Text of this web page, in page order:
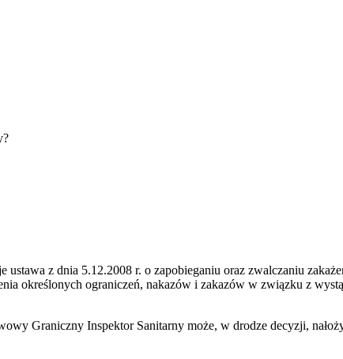
z dnia 5.12.2008 r. o zapobieganiu oraz zwalczaniu
określonych ograniczeń, nakazów i zakazów w związku z
Graniczny Inspektor Sanitarny może, w drodze decyzji,